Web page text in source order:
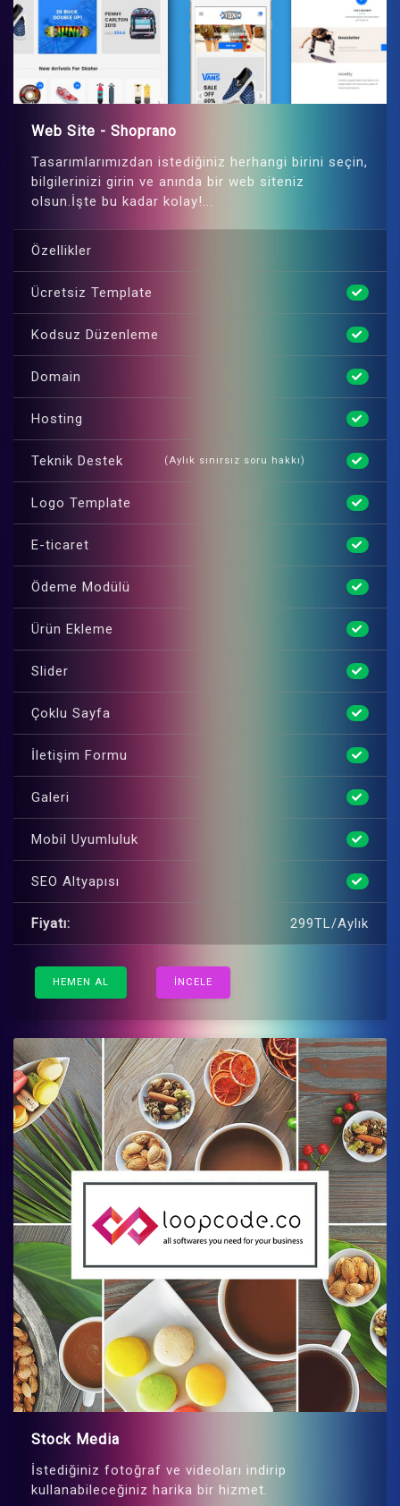
Web Site - Shoprano
Tasarımlarımızdan istediğiniz herhangi birini seçin,
bilgilerinizi girin ve anında bir web siteniz
olsun.İşte bu kadar kolay!...
Özellikler
Ücretsiz Template
Kodsuz Düzenleme
Domain
Hosting
Teknik Destek (Aylık sınırsız soru hakkı)
Logo Template
E-ticaret
Ödeme Modülü
Ürün Ekleme
Slider
Çoklu Sayfa
İletişim Formu
Galeri
Mobil Uyumluluk
SEO Altyapısı
Fiyatı: 299TL/Aylık
HEMEN AL İNCELE
Stock Media
İstediğiniz fotoğraf ve videoları indirip
kullanabileceğiniz harika bir hizmet.